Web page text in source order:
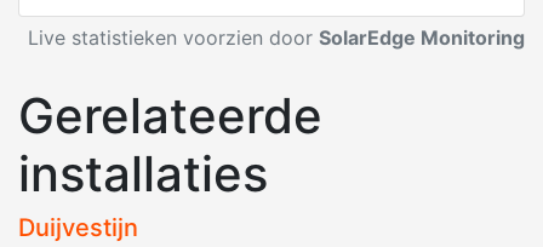
Live statistieken voorzien door SolarEdge Monitoring
Gerelateerde
installaties
Duijvestijn